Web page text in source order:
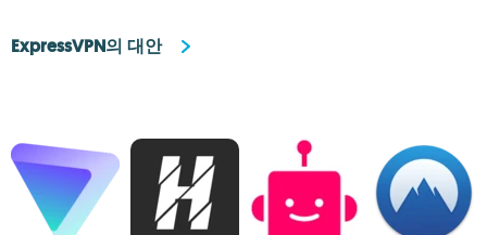
ExpressVPN의 대안